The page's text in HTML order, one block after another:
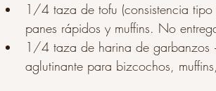
1/4 taza de tofu (consistencia tipo
panes rápidos y muffins. No
1/4 taza de harina de garbanzos
aglutinante para bizcochos,